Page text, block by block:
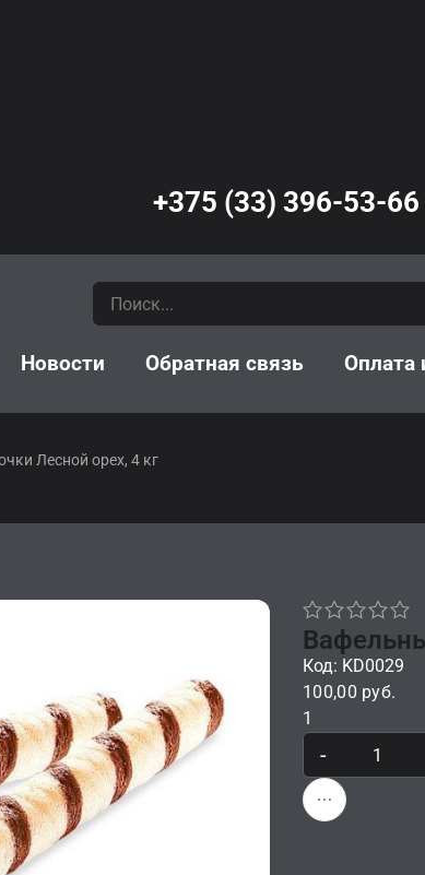
+375 (33) 396-53-66
Новости Обратная связь Оплата
Лесной орех, 4 кг
Код: KD0029
100,00 руб.
1
-